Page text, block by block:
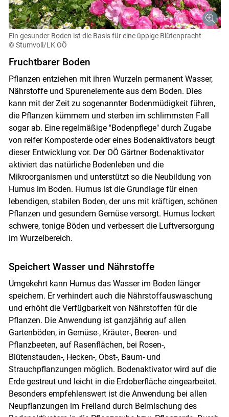
Skip to main content
Ein gesunder Boden ist die Basis für eine üppige Blütenpracht
© Stumvoll/LK OÖ
Fruchtbarer Boden
Pflanzen entziehen mit ihren Wurzeln permanent Wasser,
Nährstoffe und Spurenelemente aus dem Boden. Dies
kann mit der Zeit zu sogenannter Bodenmüdigkeit führen,
die Pflanzen kümmern und sterben im schlimmsten Fall
sogar ab. Eine regelmäßige "Bodenpflege" durch Zugabe
von reifer Komposterde oder eines Bodenaktivators beugt
dieser Entwicklung vor. Der OÖ Gärtner Bodenaktivator
aktiviert das natürliche Bodenleben und die
Mikroorganismen und unterstützt so die Neubildung von
Humus im Boden. Humus ist die Grundlage für einen
lebendigen, stabilen Boden, der uns mit kräftigen, schönen
Pflanzen und gesundem Gemüse versorgt. Humus lockert
schwere, tonige Böden und verbessert die Luftversorgung
im Wurzelbereich.
Speichert Wasser und Nährstoffe
Umgekehrt kann Humus das Wasser im Boden länger
speichern. Er verhindert auch die Nährstoffauswaschung
und erhöht die Verfügbarkeit von Nährstoffen für die
Pflanzen. Die Anwendung ist ganzjährig auf allen
Gartenböden, in Gemüse-, Kräuter-, Beeren- und
Pflanzbeeten, auf Rasenflächen, bei Rosen-,
Blütenstauden-, Hecken-, Obst-, Baum- und
Strauchpflanzungen möglich. Bodenaktivator wird auf die
Erde gestreut und leicht in die Erdoberfläche eingearbeitet.
Besonders empfehlenswert ist die Anwendung bei allen
Neupflanzungen im Freiland durch Beimischung des